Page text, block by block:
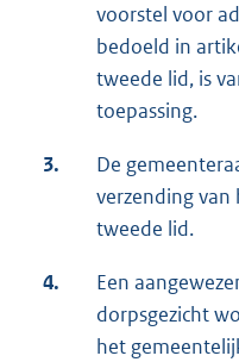
voorstel voor
bedoeld in
tweede lid, is
toepassing.
3.
De
verzending
tweede lid.
4.
Een
dorpsgezicht
het